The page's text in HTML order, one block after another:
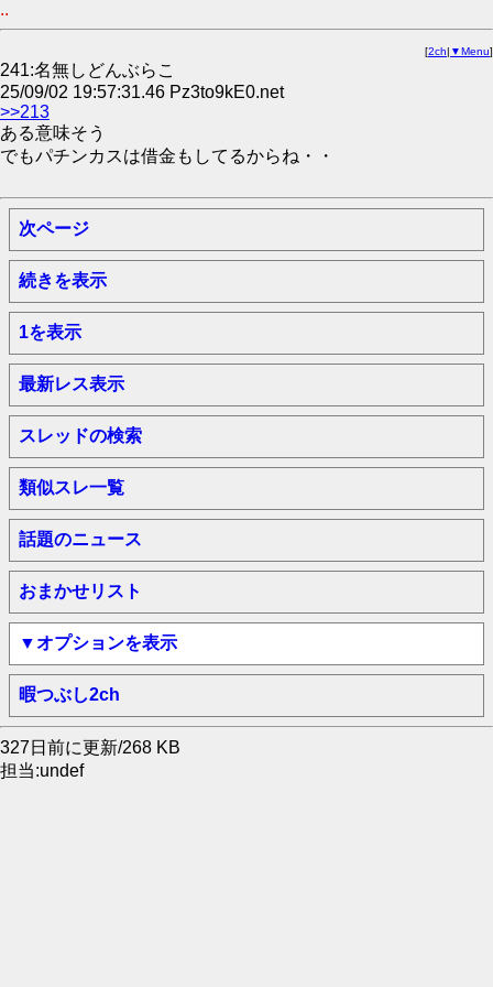
..
[2ch| ▼Menu]
241:名無しどんぶらこ
25/09/02 19:57:31.46 Pz3to9kE0.net
>>213
ある意味そう
でもパチンカスは借金もしてるからね・・
次ページ
続きを表示
1を表示
最新レス表示
スレッドの検索
類似スレ一覧
話題のニュース
おまかせリスト
▼オプションを表示
暇つぶし2ch
327日前に更新/268 KB
担当:undef